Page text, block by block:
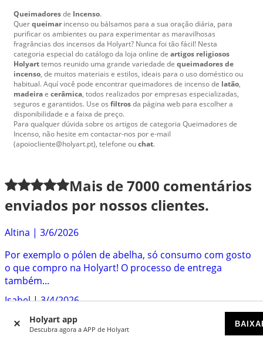
Holyart app
Descubra agora a APP de Holyart
Queimadoresde Incenso.
Querqueimarincenso ou bálsamos para a sua oração diária, para
purificar os ambientes ou para experimentar as maravilhosas
fragrâncias dos incensos da Holyart? Nunca foi tão fácil! Nesta
categoria especial do catálogo da loja online de artigos religiosos
Holyarttemos reunido uma grande variedade de queimadores de
incenso, de muitos materiais e estilos, ideais para o uso doméstico ou
habitual. Aquí você pode encontrar queimadores de incenso de latão,
madeirae cerâmica, todos realizados por empresas especializadas,
seguros e garantidos. Use os filtrosda página web para escolher a
disponibilidade e a faixa de preço.
Para qualquer dúvida sobre os artigos de categoria Queimadores de
Incenso, não hesite em contactar-nos por e-mail
(apoiocliente@holyart.pt), telefone ouchat.
Mais de7000 comentários
enviados por nossos clientes.
Altina | 3/6/2026
Por exemplo o pólen de abelha, só consumo com gosto
o que compro na Holyart! O processo de entrega
também...
Isabel|3/4/2026
Muito eficazes, rápidos e simpáticos. Têm objectos
litúrgicos muito bonitos e dignos. E têm as compotas...